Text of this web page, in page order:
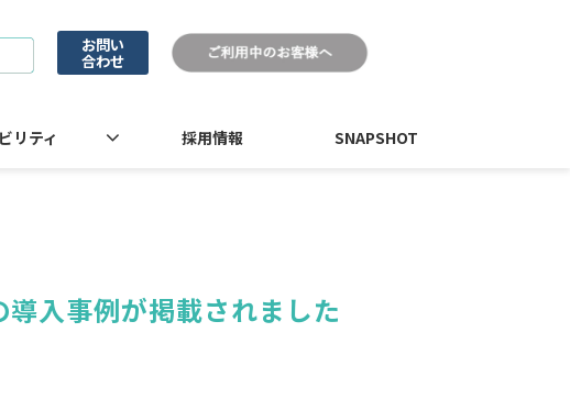
お問い
合わせ
リティ 採用情報 SNAPSHOT
入事例が掲載されました